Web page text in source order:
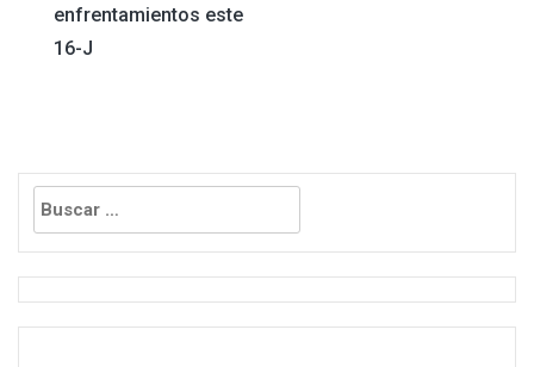
entradas
enfrentamientos este
16-J
Buscar: